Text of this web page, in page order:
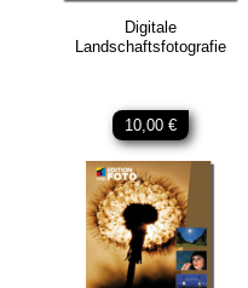
Digitale
Landschaftsfotografie
10,00 €